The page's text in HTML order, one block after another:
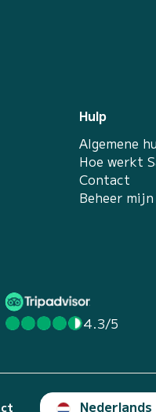
Hulp
Algemene
Hoe werkt
Contact
Beheer
4.3/5
Nederlands